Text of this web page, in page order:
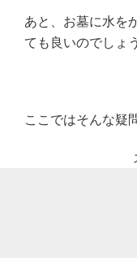
あと、お墓に水を
ても良いのでしょ
ここではそんな疑